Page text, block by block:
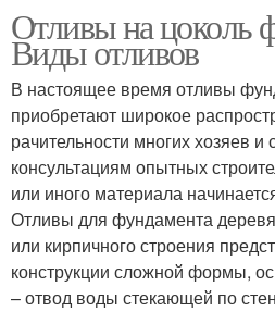
Отливы на цоколь
Виды отливов
В настоящее время отливы
приобретают широкое
рачительности многих хозяев
консультациям опытных
или иного материала
Отливы для фундамента
или кирпичного строения
конструкции сложной формы,
– отвод воды стекающей по